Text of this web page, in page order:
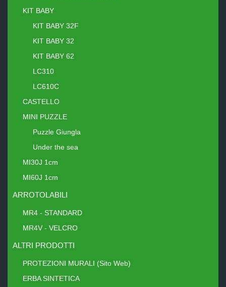
KIT BABY
KIT BABY 32F
KIT BABY 32
KIT BABY 62
LC310
LC610C
CASTELLO
MINI PUZZLE
Puzzle Giungla
Under the sea
MI30J 1cm
MI60J 1cm
ARROTOLABILI
MR4 - STANDARD
MR4V - VELCRO
ALTRI PRODOTTI
PROTEZIONI MURALI (Sito Web)
ERBA SINTETICA